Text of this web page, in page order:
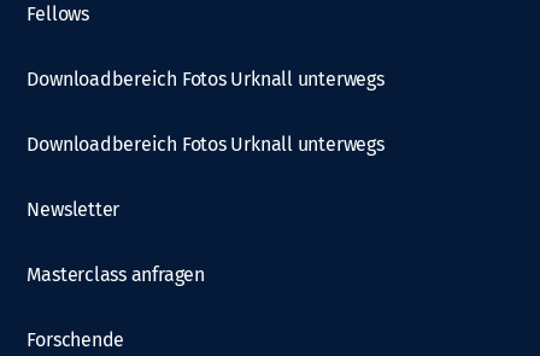
Fellows
Downloadbereich Fotos Urknall unterwegs
Downloadbereich Fotos Urknall unterwegs
Newsletter
Masterclass anfragen
Forschende